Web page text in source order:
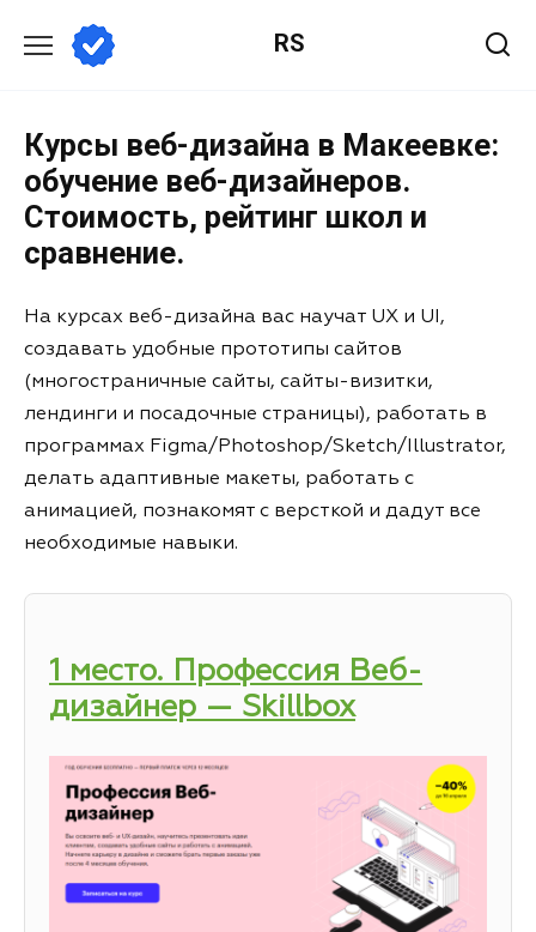
RS
Курсы веб-дизайна в Макеевке:
обучение веб-дизайнеров.
Стоимость, рейтинг школ и
сравнение.
На курсах веб-дизайна вас научат UX и UI,
создавать удобные прототипы сайтов
(многостраничные сайты, сайты-визитки,
лендинги и посадочные страницы), работать в
программах Figma/Photoshop/Sketch/Illustrator,
делать адаптивные макеты, работать с
анимацией, познакомят с версткой и дадут все
необходимые навыки.
1 место. Профессия Веб-
дизайнер — Skillbox